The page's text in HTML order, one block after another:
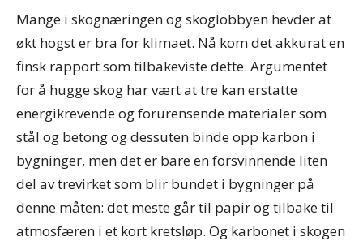
Mange i skognæringen og skoglobbyen hevder at
økt hogst er bra for klimaet. Nå kom det akkurat en
finsk rapport som tilbakeviste dette. Argumentet
for å hugge skog har vært at tre kan erstatte
energikrevende og forurensende materialer som
stål og betong og dessuten binde opp karbon i
bygninger, men det er bare en forsvinnende liten
del av trevirket som blir bundet i bygninger på
denne måten: det meste går til papir og tilbake til
atmosfæren i et kort kretsløp. Og karbonet i skogen